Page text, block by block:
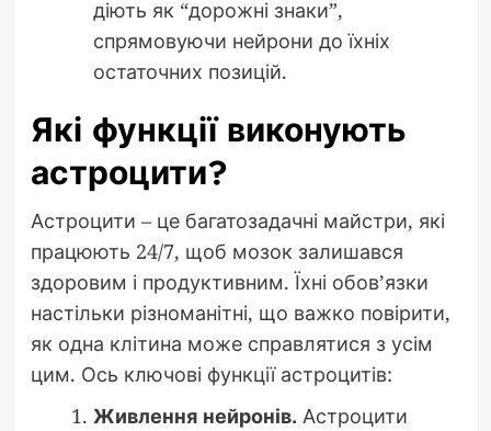
діють як “дорожні знаки”,
спрямовуючи нейрони до їхніх
остаточних позицій.
Які функції виконують
астроцити?
Астроцити – це багатозадачні майстри, які
працюють 24/7, щоб мозок залишався
здоровим і продуктивним. Їхні обов’язки
настільки різноманітні, що важко повірити,
як одна клітина може справлятися з усім
цим. Ось ключові функції астроцитів:
Живлення нейронів. Астроцити